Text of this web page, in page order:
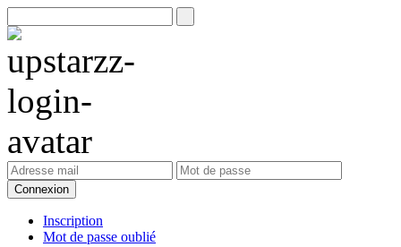
Connexion
Inscription
Mot de passe oublié